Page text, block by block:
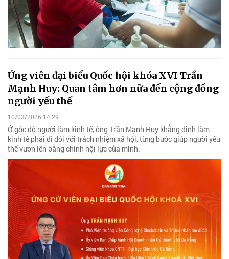
Ứng viên đại biểu Quốc hội khóa XVI Trần
Mạnh Huy: Quan tâm hơn nữa đến cộng đồng
người yếu thế
10/03/2026 14:29
Ở góc độ người làm kinh tế, ông Trần Mạnh Huy khẳng định làm
kinh tế phải đi đôi với trách nhiệm xã hội, từng bước giúp người yếu
thế vươn lên bằng chính nội lực của mình.